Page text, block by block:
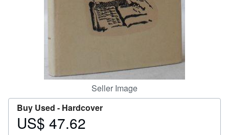
Seller Image
Buy Used - Hardcover
Price
US$ 47.62